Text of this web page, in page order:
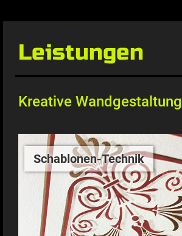
Leistungen
Kreative Wandgestaltung
Schablonen-Technik